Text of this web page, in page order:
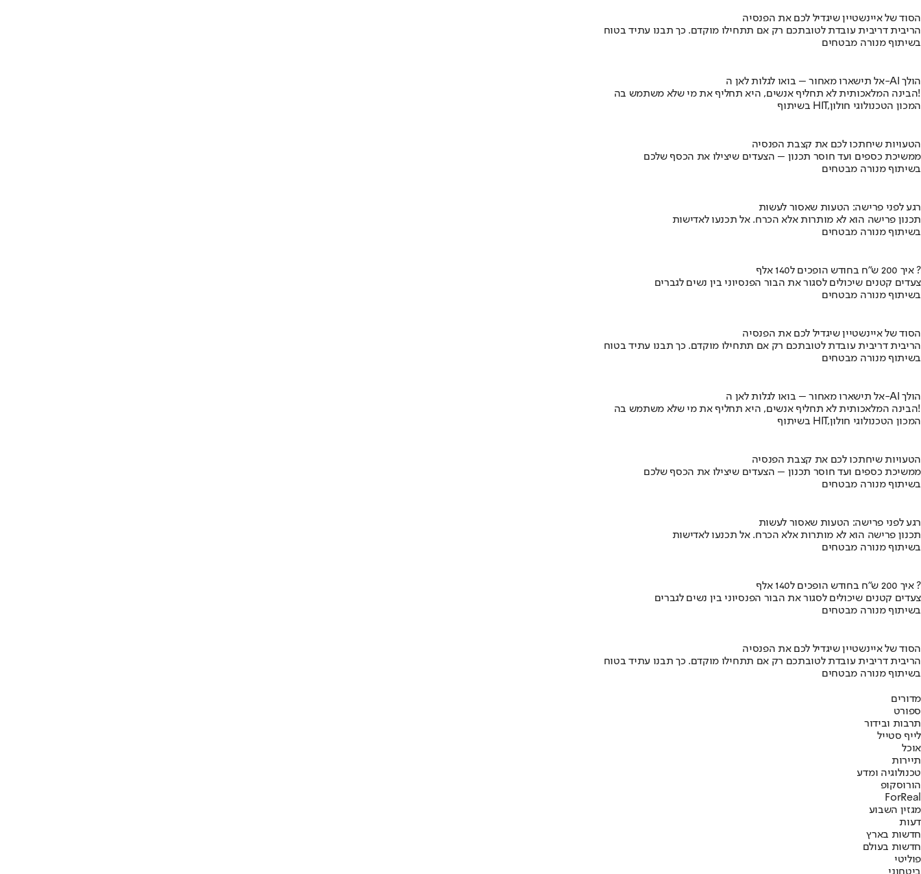
הסוד של איינשטיין שיגדיל לכם את הפנסיה
הריבית דריבית עובדת לטובתכם רק אם תתחילו מוקדם. כך תבנו עתיד בטוח
בשיתוף מנורה מבטחים
אל תישארו מאחור – בואו לגלות לאן ה-AI הולך
הבינה המלאכותית לא תחליף אנשים, היא תחליף את מי שלא משתמש בה!
בשיתוף HIT,המכון הטכנולוגי חולון
הטעויות שיחתכו לכם את קצבת הפנסיה
ממשיכת כספים ועד חוסר תכנון – הצעדים שיצילו את הכסף שלכם
בשיתוף מנורה מבטחים
רגע לפני פרישה: הטעות שאסור לעשות
תכנון פרישה הוא לא מותרות אלא הכרח. אל תכנעו לאדישות
בשיתוף מנורה מבטחים
איך 200 ש"ח בחודש הופכים ל140 אלף ?
צעדים קטנים שיכולים לסגור את הבור הפנסיוני בין נשים לגברים
בשיתוף מנורה מבטחים
הסוד של איינשטיין שיגדיל לכם את הפנסיה
הריבית דריבית עובדת לטובתכם רק אם תתחילו מוקדם. כך תבנו עתיד בטוח
בשיתוף מנורה מבטחים
אל תישארו מאחור – בואו לגלות לאן ה-AI הולך
הבינה המלאכותית לא תחליף אנשים, היא תחליף את מי שלא משתמש בה!
בשיתוף HIT,המכון הטכנולוגי חולון
הטעויות שיחתכו לכם את קצבת הפנסיה
ממשיכת כספים ועד חוסר תכנון – הצעדים שיצילו את הכסף שלכם
בשיתוף מנורה מבטחים
רגע לפני פרישה: הטעות שאסור לעשות
תכנון פרישה הוא לא מותרות אלא הכרח. אל תכנעו לאדישות
בשיתוף מנורה מבטחים
איך 200 ש"ח בחודש הופכים ל140 אלף ?
צעדים קטנים שיכולים לסגור את הבור הפנסיוני בין נשים לגברים
בשיתוף מנורה מבטחים
הסוד של איינשטיין שיגדיל לכם את הפנסיה
הריבית דריבית עובדת לטובתכם רק אם תתחילו מוקדם. כך תבנו עתיד בטוח
בשיתוף מנורה מבטחים
מדורים
ספורט
תרבות ובידור
לייף סטייל
אוכל
תיירות
טכנולוגיה ומדע
הורוסקופ
ForReal
מגזין השבוע
דעות
חדשות בארץ
חדשות בעולם
פוליטי